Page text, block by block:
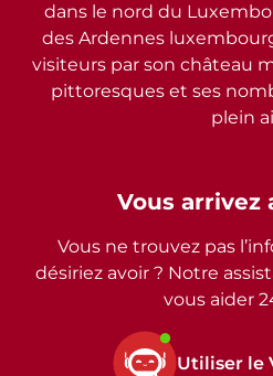
Vous arrivez
Vous ne trouvez pas
désiriez avoir ? Notre
vous aider
Utiliser le
dans le nord du
des Ardennes
visiteurs par son château
pittoresques et ses
plein